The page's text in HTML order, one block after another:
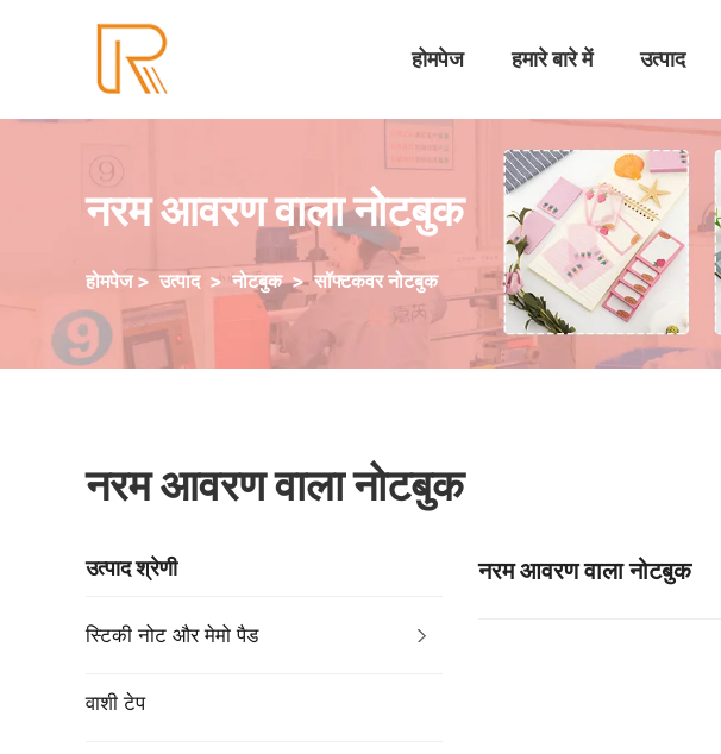
होमपेज हमारे बारे में उत्पाद
नरम आवरण वाला नोटबुक
होमपेज> उत्पाद>नोटबुक>सॉफ्टकवर नोटबुक
नरम आवरण वाला नोटबुक
उत्पाद श्रेणी
स्टिकी नोट और मेमो पैड
वाशी टेप
नरम आवरण वाला नोटबुक